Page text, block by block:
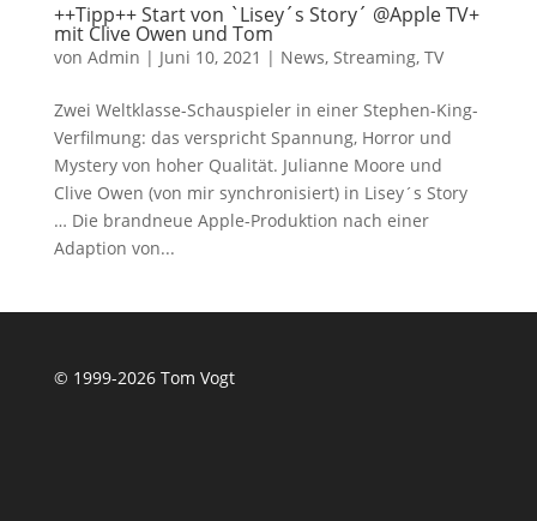
++Tipp++ Start von `Lisey´s Story´ @Apple TV+
mit Clive Owen und Tom
von Admin | Juni 10, 2021 | News, Streaming, TV
Zwei Weltklasse-Schauspieler in einer Stephen-King-
Verfilmung: das verspricht Spannung, Horror und
Mystery von hoher Qualität. Julianne Moore und
Clive Owen (von mir synchronisiert) in Lisey´s Story
… Die brandneue Apple-Produktion nach einer
Adaption von...
© 1999-2026 Tom Vogt